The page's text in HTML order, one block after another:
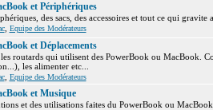
et Périphériques
des sacs, des accessoires et tout ce qui
, Equipe des Modérateurs
et Déplacements
routards qui utilisent des PowerBook ou MacBook.
les alimenter etc...
, Equipe des Modérateurs
et Musique
et des utilisations faites du PowerBook ou